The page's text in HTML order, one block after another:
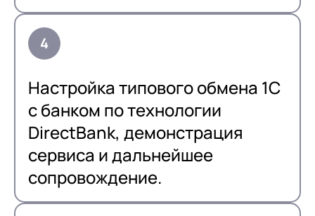
Настройка типового обмена 1С
с банком по технологии
DirectBank, демонстрация
сервиса и дальнейшее
сопровождение.